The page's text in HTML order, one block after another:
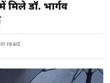
मिले डॉ. भार्गव
read